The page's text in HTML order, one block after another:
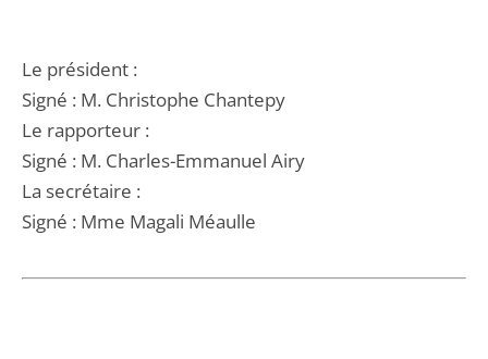
Le président :
Signé : M. Christophe Chantepy
Le rapporteur :
Signé : M. Charles-Emmanuel Airy
La secrétaire :
Signé : Mme Magali Méaulle